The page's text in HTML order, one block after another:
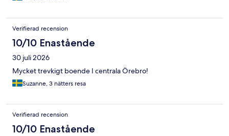
Verifierad recension
10/10 Enastående
30 juli 2026
Mycket trevkigt boende I centrala Örebro!
Suzanne, 3 nätters resa
Verifierad recension
10/10 Enastående